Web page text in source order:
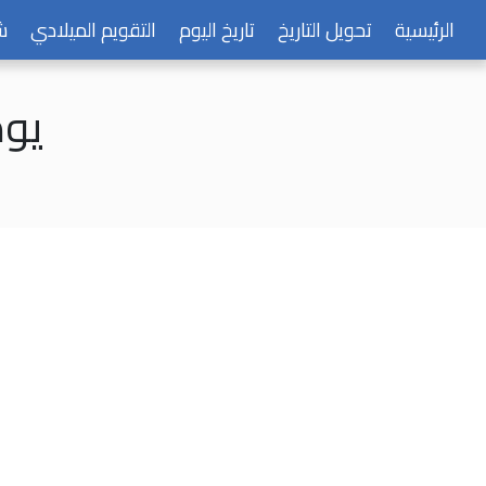
الرئيسية تحويل التاريخ تاريخ اليوم التقويم الميلادي
يوم